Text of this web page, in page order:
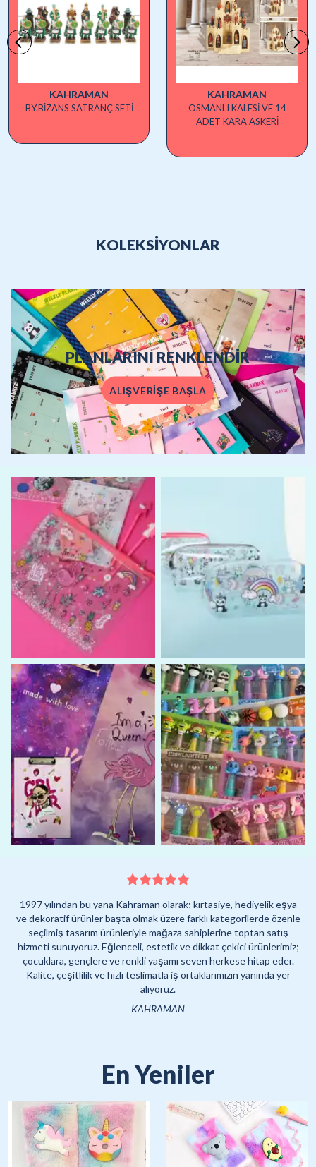
KAHRAMAN
BY.BİZANS SATRANÇ SETİ
KAHRAMAN
OSMANLI KALESİ VE 14
ADET KARA ASKERİ
KOLEKSİYONLAR
PLANLARINI RENKLENDİR
ALIŞVERİŞE BAŞLA
1997 yılından bu yana Kahraman olarak; kırtasiye, hediyelik eşya
ve dekoratif ürünler başta olmak üzere farklı kategorilerde özenle
seçilmiş tasarım ürünleriyle mağaza sahiplerine toptan satış
hizmeti sunuyoruz. Eğlenceli, estetik ve dikkat çekici ürünlerimiz;
çocuklara, gençlere ve renkli yaşamı seven herkese hitap eder.
Kalite, çeşitlilik ve hızlı teslimatla iş ortaklarımızın yanında yer
alıyoruz.
KAHRAMAN
En Yeniler